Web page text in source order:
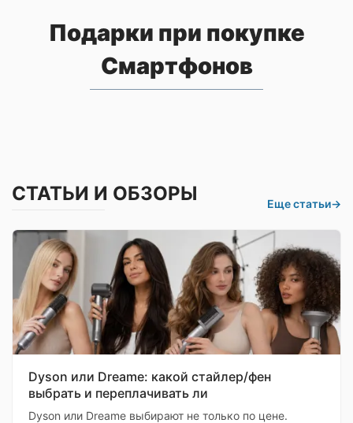
Подарки при покупке
Смартфонов
СТАТЬИ И ОБЗОРЫ Еще статьи→
Dyson или Dreame: какой стайлер/фен
выбрать и переплачивать ли
Dyson или Dreame выбирают не только по цене.